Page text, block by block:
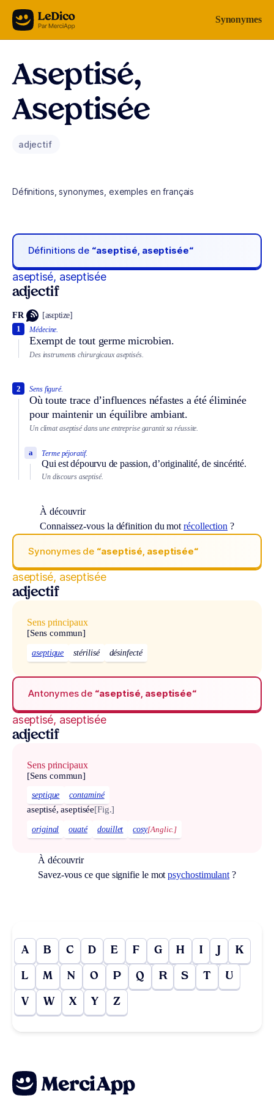
Aller au contenu Synonymes
Aseptisé,
Aseptisée
adjectif
Définitions, synonymes, exemples en français
Définitions de “aseptisé, aseptisée“
aseptisé, aseptisée
adjectif
FR [asɛptize]
Médecine.
Exempt de tout germe microbien.
1
Des instruments chirurgicaux aseptisés.
Sens figuré.
Où toute trace d’influences néfastes a été éliminée
pour maintenir un équilibre ambiant.
2
Un climat aseptisé dans une entreprise garantit sa réussite.
Terme péjoratif.
Qui est dépourvu de passion, d’originalité, de sincérité.
a
Un discours aseptisé.
À découvrir
Connaissez-vous la définition du motrécollection ?
Synonymes de “aseptisé, aseptisée“
aseptisé, aseptisée
adjectif
Sens principaux
[Sens commun]
aseptique stérilisé désinfecté
Antonymes de “aseptisé, aseptisée“
aseptisé, aseptisée
adjectif
Sens principaux
[Sens commun]
septique contaminé
aseptisé, aseptisée[Fig.]
original ouaté douillet cosy[Anglic.]
À découvrir
Savez-vous ce que signifie le motpsychostimulant ?
A B C D E F G H I J K
L M N O P Q R S T U
V W X Y Z